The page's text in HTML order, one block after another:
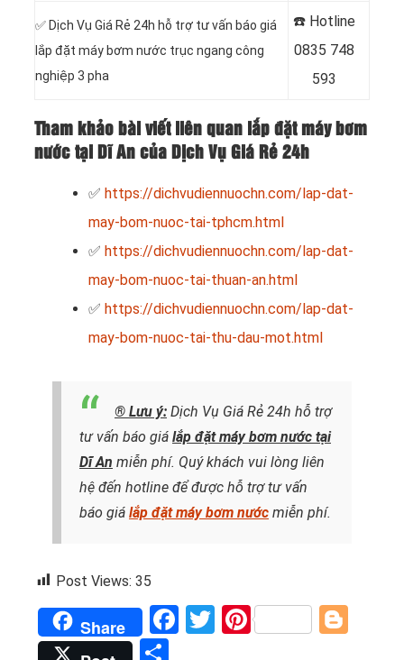
✅ Dịch Vụ Giá Rẻ 24h hỗ trợ tư vấn báo giá
lắp đặt máy bơm nước trục ngang công
nghiệp 3 pha
☎️ Hotline
0835 748
593
Tham khảo bài viết liên quan lắp đặt máy bơm
nước tại Dĩ An của Dịch Vụ Giá Rẻ 24h
✅ https://dichvudiennuochn.com/lap-dat-
may-bom-nuoc-tai-tphcm.html
✅ https://dichvudiennuochn.com/lap-dat-
may-bom-nuoc-tai-thuan-an.html
✅ https://dichvudiennuochn.com/lap-dat-
may-bom-nuoc-tai-thu-dau-mot.html
® Lưu ý: Dịch Vụ Giá Rẻ 24h hỗ trợ
tư vấn báo giá lắp đặt máy bơm nước tại
Dĩ An miễn phí. Quý khách vui lòng liên
hệ đến hotline để được hỗ trợ tư vấn
báo giá lắp đặt máy bơm nước miễn phí.
Post Views: 35
Share Facebook
Twitter
Pinterest